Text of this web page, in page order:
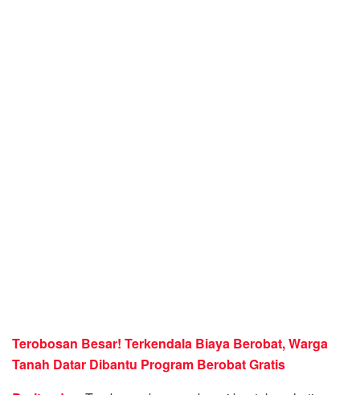
Terobosan Besar! Terkendala Biaya Berobat,Warga
Tanah Datar Dibantu Program Berobat Gratis